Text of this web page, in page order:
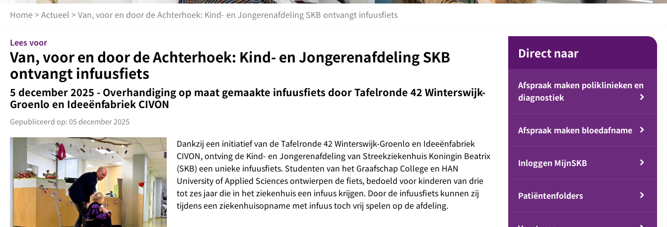
Home >Actueel > Van, voor en door de Achterhoek: Kind- en Jongerenafdeling SKB ontvangt infuusfiets
Lees voor
Van, voor en door de Achterhoek: Kind- en Jongerenafdeling SKB
ontvangt infuusfiets
5 december 2025 - Overhandiging op maat gemaakte infuusfiets door Tafelronde 42 Winterswijk-
Groenlo en Ideeënfabriek CIVON
Gepubliceerd op: 05 december 2025
Dankzij een initiatief van de Tafelronde 42 Winterswijk-Groenlo en Ideeënfabriek
CIVON, ontving de Kind- en Jongerenafdeling van Streekziekenhuis Koningin Beatrix
(SKB) een unieke infuusfiets. Studenten van het Graafschap College en HAN
University of Applied Sciences ontwierpen de fiets, bedoeld voor kinderen van drie
tot zes jaar die in het ziekenhuis een infuus krijgen. Door de infuusfiets kunnen zij
tijdens een ziekenhuisopname met infuus toch vrij spelen op de afdeling.
Direct naar
Afspraak maken poliklinieken en
diagnostiek
Afspraak maken bloedafname
Inloggen MijnSKB
Patiëntenfolders